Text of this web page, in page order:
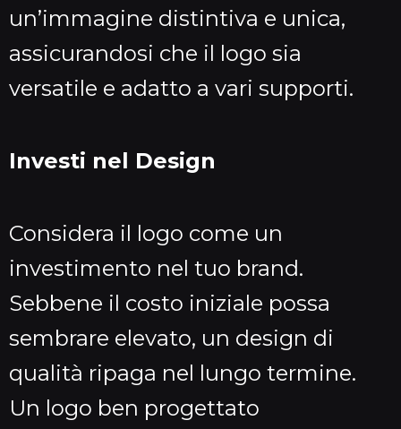
un’immagine distintiva e unica,
assicurandosi che il logo sia
versatile e adatto a vari supporti.
Investi nel Design
Considera il logo come un
investimento nel tuo brand.
Sebbene il costo iniziale possa
sembrare elevato, un design di
qualità ripaga nel lungo termine.
Un logo ben progettato